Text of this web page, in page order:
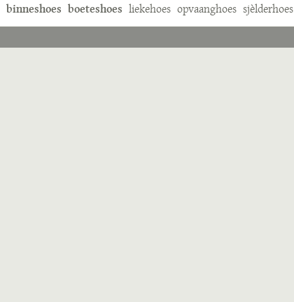
binneshoes boeteshoes liekehoes opvaanghoes sjèlderhoes